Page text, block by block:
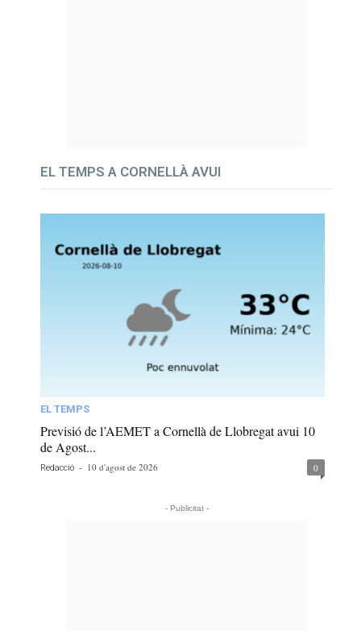
EL TEMPS A CORNELLÀ AVUI
EL TEMPS
Previsió de l’AEMET a Cornellà de Llobregat avui 10
de Agost...
Redacció - 10 d'agost de 2026 0
- Publicitat -